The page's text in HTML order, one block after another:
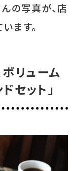
の写真が、店
ます。
ボリューム
セット」